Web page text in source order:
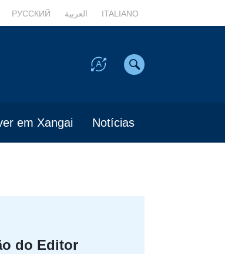
РУССКИЙ العربية ITALIANO
em Xangai Notícias
do Editor